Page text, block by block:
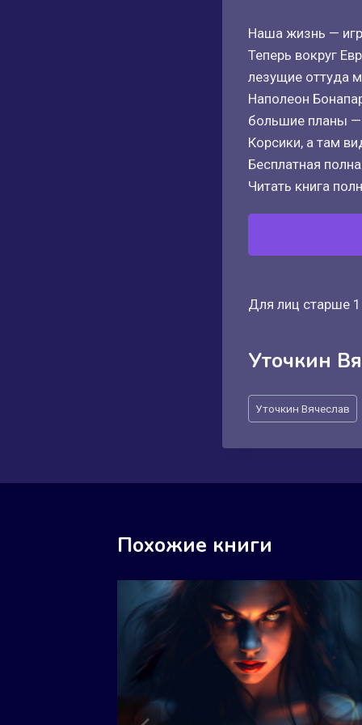
Наша жизнь —
Теперь вокруг
лезущие оттуда
Наполеон
большие планы —
Корсики, а там
Бесплатная
Читать книга
Для лиц старше
Уточкин
Метки
записи:
Уточкин Вячеслав
Похожие книги